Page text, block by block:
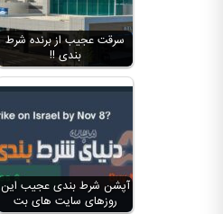
سرقت عجیب از برنده شرط
بندی !!
آپشن شرط بندی عجیب این
روزهای سایت های بت